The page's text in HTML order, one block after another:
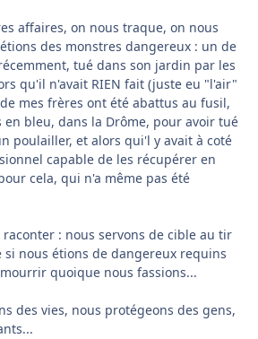
affaires, on nous traque, on nous
des monstres dangereux : un de
tué dans son jardin par les
qu'il n'avait RIEN fait (juste eu "l'air"
mes frères ont été abattus au fusil,
bleu, dans la Drôme, pour avoir tué
poulailler, et alors qui'l y avait à coté
capable de les récupérer en
cela, qui n'a même pas été
raconter : nous servons de cible au tir
si nous étions de dangereux requins
quoique nous fassions...
des vies, nous protégeons des gens,